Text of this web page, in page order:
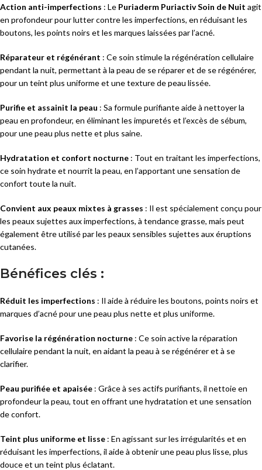
Action anti-imperfections : Le Puriaderm Puriactiv Soin de Nuit agit
en profondeur pour lutter contre les imperfections, en réduisant les
boutons, les points noirs et les marques laissées par l’acné.
Réparateur et régénérant : Ce soin stimule la régénération cellulaire
pendant la nuit, permettant à la peau de se réparer et de se régénérer,
pour un teint plus uniforme et une texture de peau lissée.
Purifie et assainit la peau : Sa formule purifiante aide à nettoyer la
peau en profondeur, en éliminant les impuretés et l’excès de sébum,
pour une peau plus nette et plus saine.
Hydratation et confort nocturne : Tout en traitant les imperfections,
ce soin hydrate et nourrit la peau, en l’apportant une sensation de
confort toute la nuit.
Convient aux peaux mixtes à grasses : Il est spécialement conçu pour
les peaux sujettes aux imperfections, à tendance grasse, mais peut
également être utilisé par les peaux sensibles sujettes aux éruptions
cutanées.
Bénéfices clés :
Réduit les imperfections : Il aide à réduire les boutons, points noirs et
marques d’acné pour une peau plus nette et plus uniforme.
Favorise la régénération nocturne : Ce soin active la réparation
cellulaire pendant la nuit, en aidant la peau à se régénérer et à se
clarifier.
Peau purifiée et apaisée : Grâce à ses actifs purifiants, il nettoie en
profondeur la peau, tout en offrant une hydratation et une sensation
de confort.
Teint plus uniforme et lisse : En agissant sur les irrégularités et en
réduisant les imperfections, il aide à obtenir une peau plus lisse, plus
douce et un teint plus éclatant.